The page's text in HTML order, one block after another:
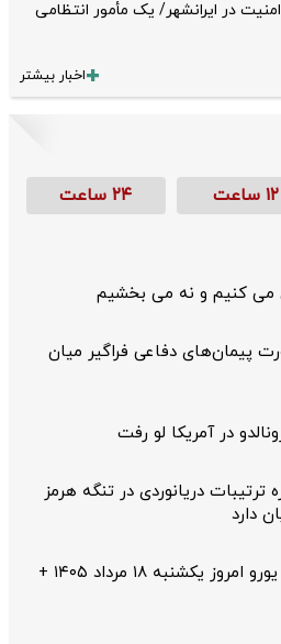
در ایرانشهر/ یک مأمور انتظامی
اخبار بیشتر
۱۲ ساعت ۲۴ ساعت
می کنیم و نه می بخشیم
پیمان‌های دفاعی فراگیر میان
در آمریکا لو رفت
ترتیبات دریانوردی در تنگه هرمز
دارد
قیمت دلار و قیمت یورو امروز یکشنبه ۱۸ مرداد ۱۴۰۵ +